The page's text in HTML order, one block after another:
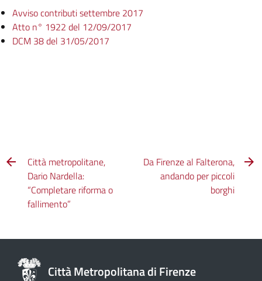
Avviso contributi settembre 2017
Atto n° 1922 del 12/09/2017
DCM 38 del 31/05/2017
Città metropolitane,
Dario Nardella:
“Completare riforma o
fallimento”
Da Firenze al Falterona,
andando per piccoli
borghi
Città Metropolitana di Firenze